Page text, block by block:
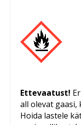
Ettevaatust!
all olevat gaasi,
Hoida lastele